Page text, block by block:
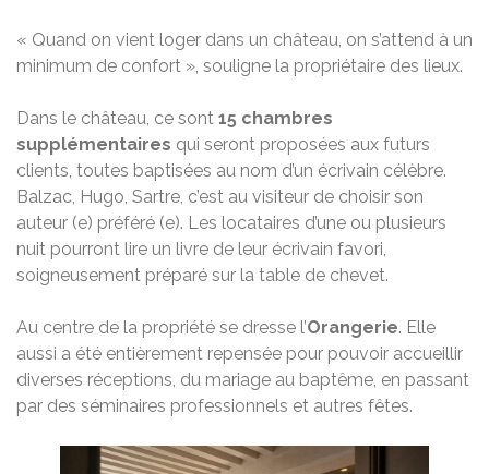
« Quand on vient loger dans un château, on s’attend à un
minimum de confort », souligne la propriétaire des lieux.
Dans le château, ce sont 15 chambres
supplémentaires qui seront proposées aux futurs
clients, toutes baptisées au nom d’un écrivain célèbre.
Balzac, Hugo, Sartre, c’est au visiteur de choisir son
auteur (e) préféré (e). Les locataires d’une ou plusieurs
nuit pourront lire un livre de leur écrivain favori,
soigneusement préparé sur la table de chevet.
Au centre de la propriété se dresse l’Orangerie. Elle
aussi a été entièrement repensée pour pouvoir accueillir
diverses réceptions, du mariage au baptême, en passant
par des séminaires professionnels et autres fêtes.